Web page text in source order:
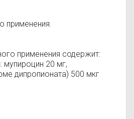
применения.
применения содержит:
мупироцин 20 мг,
дипропионата) 500 мкг